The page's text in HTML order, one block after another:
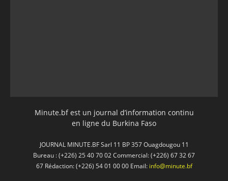
Minute.bf est un journal d’information continu
en ligne du Burkina Faso
JOURNAL MINUTE.BF Sarl 11 BP 357 Ouagdougou 11
Bureau : (+226) 25 40 70 02 Commercial: (+226) 67 32 67
67 Rédaction: (+226) 54 01 00 00 Email: info@minute.bf